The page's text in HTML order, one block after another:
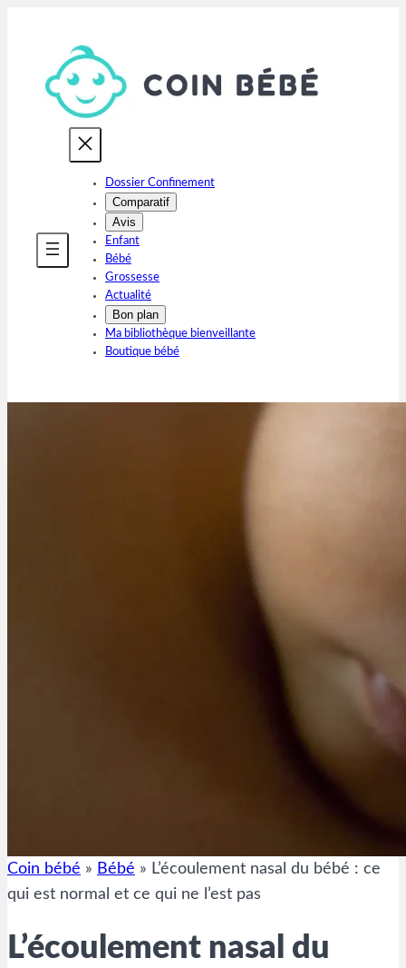
contenu
Dossier Confinement
Comparatif
Avis
Enfant
Bébé
Grossesse
Actualité
Bon plan
Ma bibliothèque bienveillante
Boutique bébé
Coin bébé » Bébé » L’écoulement nasal du bébé : ce
qui est normal et ce qui ne l’est pas
L’écoulement nasal du